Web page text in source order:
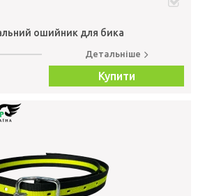
ошийник для бика
Детальніше
Купити